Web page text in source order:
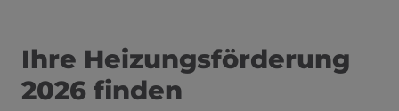
Ihre Heizungsförderung
2026 finden
schließen